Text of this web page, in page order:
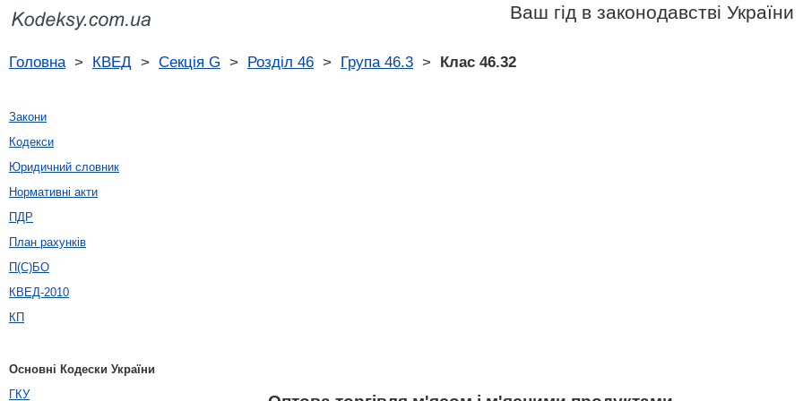
Ваш гід в законодавстві України
Головна> КВЕД > Секція G > Розділ 46 > Група 46.3 > Клас 46.32
Закони
Кодекси
Юридичний словник
Нормативні акти
ПДР
План рахунків
П(С)БО
КВЕД-2010
КП
Основні Кодески України
ГКУ